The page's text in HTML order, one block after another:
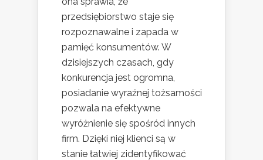
przedsiębiorstwo staje się
rozpoznawalne i zapada w
pamięć konsumentów. W
dzisiejszych czasach, gdy
konkurencja jest ogromna,
posiadanie wyraźnej tożsamości
pozwala na efektywne
wyróżnienie się spośród innych
firm. Dzięki niej klienci są w
stanie łatwiej zidentyfikować